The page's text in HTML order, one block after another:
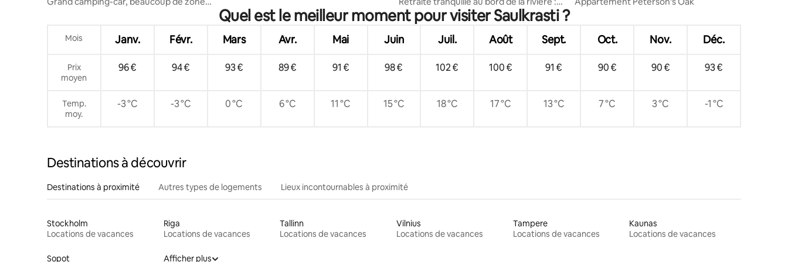
cabane studio « Flowers »
Quel est le meilleur moment pour visiter Saulkrasti ?
Mois Janv. Févr. Mars Avr. Mai Juin Juil. Août Sept. Oct. Nov. Déc.
Prix
moyen
96 € 94 € 93 € 89 € 91 € 98 € 102 € 100 € 91 € 90 € 90 € 93 €
Temp.
moy.
-3 °C -3 °C 0 °C 6 °C 11 °C 15 °C 18 °C 17 °C 13 °C 7 °C 3 °C -1 °C
Destinations à découvrir
Destinations à proximité Autres types de logements Lieux incontournables à proximité
Stockholm
Locations de vacances
Riga
Locations de vacances
Tallinn
Locations de vacances
Vilnius
Locations de vacances
Tampere
Locations de vacances
Kaunas
Locations de vacances
Sopot Afficher plus